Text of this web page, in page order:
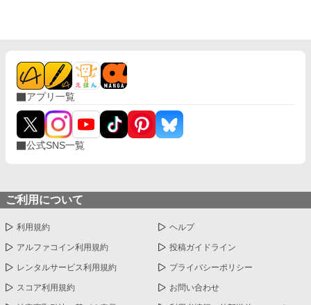
アプリ一覧
公式SNS一覧
ご利用について
利用規約 ヘルプ
アルファコイン利用規約 投稿ガイドライン
レンタルサービス利用規約 プライバシーポリシー
スコア利用規約 お問い合わせ